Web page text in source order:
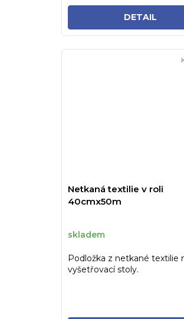
DETAIL
Netkaná textilie v roli
40cmx50m
skladem
Podložka z netkané textilie
vyšetřovací stoly.